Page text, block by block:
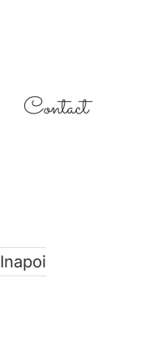
Contact
Inapoi